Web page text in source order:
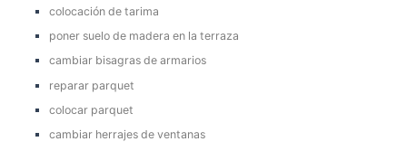
colocación de tarima
poner suelo de madera en la terraza
cambiar bisagras de armarios
reparar parquet
colocar parquet
cambiar herrajes de ventanas